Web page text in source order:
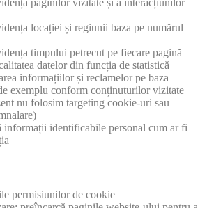
locației și regiunii baza pe numărul
timpului petrecut pe fiecare pagină
datelor din funcția de statistică
informațiilor și reclamelor pe baza
exemplu conform conținuturilor vizitate
nu folosim targeting cookie-uri sau
informații identificabile personal cum ar fi
permisiunilor de cookie